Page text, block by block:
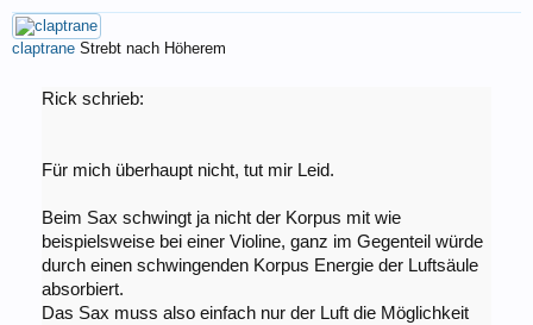
claptrane Strebt nach Höherem
Rick schrieb:
Für mich überhaupt nicht, tut mir Leid.
Beim Sax schwingt ja nicht der Korpus mit wie
beispielsweise bei einer Violine, ganz im Gegenteil würde
durch einen schwingenden Korpus Energie der Luftsäule
absorbiert.
Das Sax muss also einfach nur der Luft die Möglichkeit